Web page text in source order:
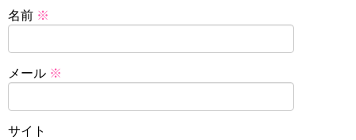
名前 ※
メール ※
サイト